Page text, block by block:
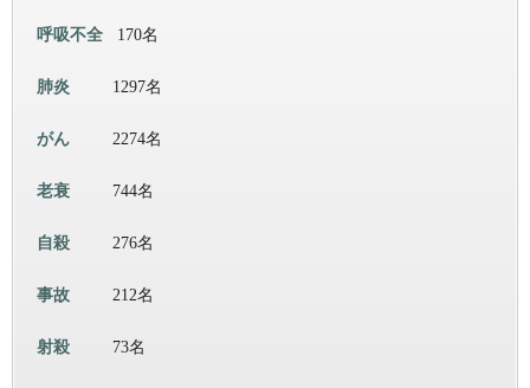
呼吸不全 170名
肺炎 1297名
がん 2274名
老衰 744名
自殺 276名
事故 212名
射殺 73名